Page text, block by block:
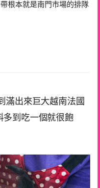
根本就是南門市場的排隊
滿出來巨大越南法國
多到吃一個就很飽